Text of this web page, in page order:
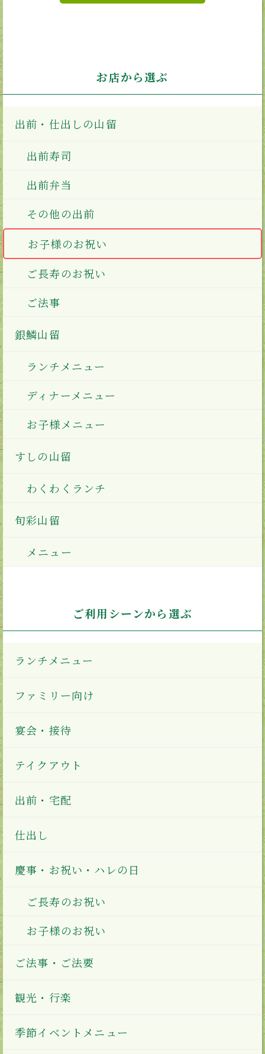
お店から選ぶ
出前・仕出しの山留
出前寿司
出前弁当
その他の出前
お子様のお祝い
ご長寿のお祝い
ご法事
銀鱗山留
ランチメニュー
ディナーメニュー
お子様メニュー
すしの山留
わくわくランチ
旬彩山留
メニュー
ご利用シーンから選ぶ
ランチメニュー
ファミリー向け
宴会・接待
テイクアウト
出前・宅配
仕出し
慶事・お祝い・ハレの日
ご長寿のお祝い
お子様のお祝い
ご法事・ご法要
観光・行楽
季節イベントメニュー